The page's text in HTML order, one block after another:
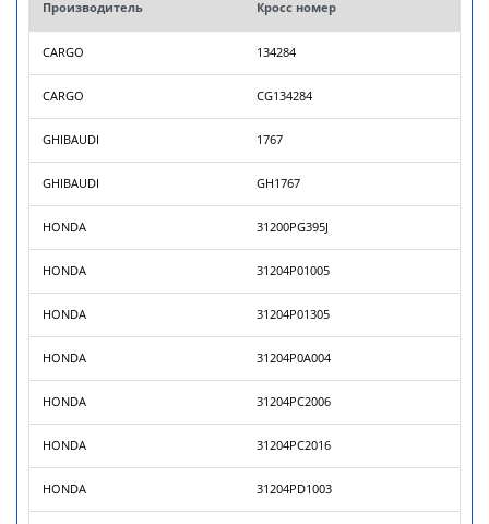
Производитель Кросс номер
CARGO 134284
CARGO CG134284
GHIBAUDI 1767
GHIBAUDI GH1767
HONDA 31200PG395J
HONDA 31204P01005
HONDA 31204P01305
HONDA 31204P0A004
HONDA 31204PC2006
HONDA 31204PC2016
HONDA 31204PD1003